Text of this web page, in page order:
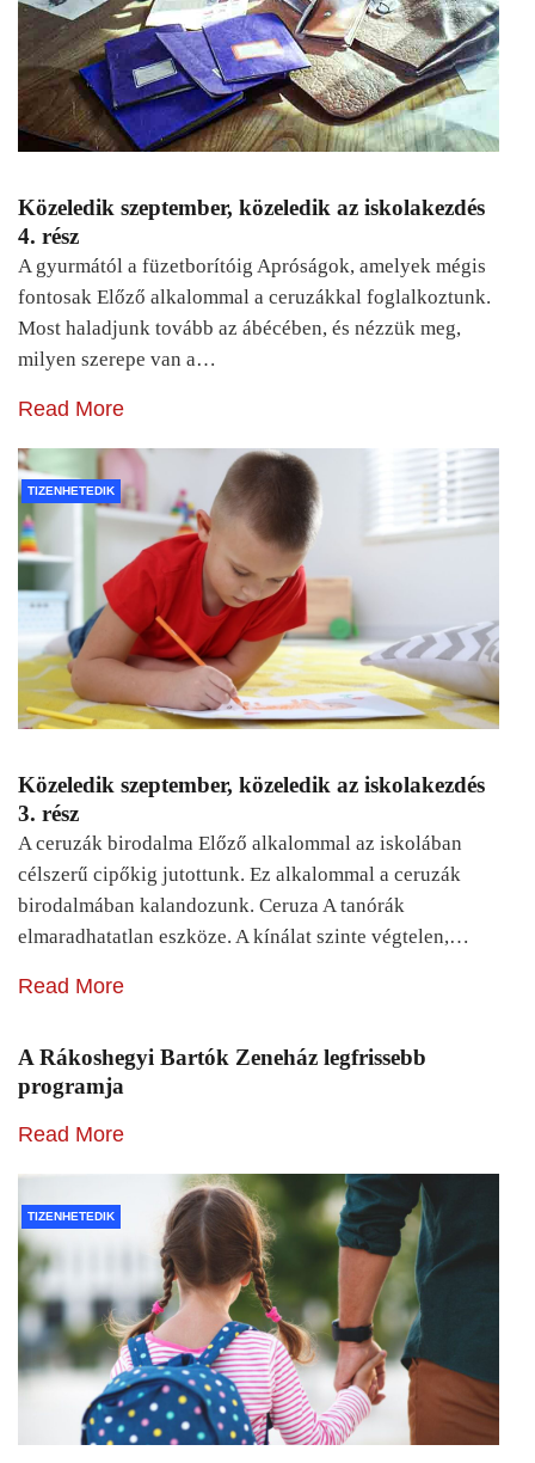
Közeledik szeptember, közeledik az iskolakezdés
4. rész
A gyurmától a füzetborítóig Apróságok, amelyek mégis
fontosak Előző alkalommal a ceruzákkal foglalkoztunk.
Most haladjunk tovább az ábécében, és nézzük meg,
milyen szerepe van a…
Read More
TIZENHETEDIK
Közeledik szeptember, közeledik az iskolakezdés
3. rész
A ceruzák birodalma Előző alkalommal az iskolában
célszerű cipőkig jutottunk. Ez alkalommal a ceruzák
birodalmában kalandozunk. Ceruza A tanórák
elmaradhatatlan eszköze. A kínálat szinte végtelen,…
Read More
A Rákoshegyi Bartók Zeneház legfrissebb
programja
Read More
TIZENHETEDIK